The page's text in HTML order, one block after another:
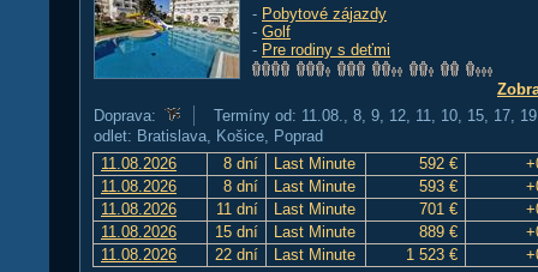
- Pobytové zájazdy
- Golf
- Pre rodiny s deťmi
Doprava:
Termíny od: 11.08., 8, 9, 12, 11, 10, 15, 17,
odlet: Bratislava, Košice, Poprad
11.08.2026
8 dní Last Minute 592 €
11.08.2026
8 dní Last Minute 593 €
11.08.2026
11 dní Last Minute 701 €
11.08.2026
15 dní Last Minute 889 €
11.08.2026
22 dní Last Minute 1 523 €